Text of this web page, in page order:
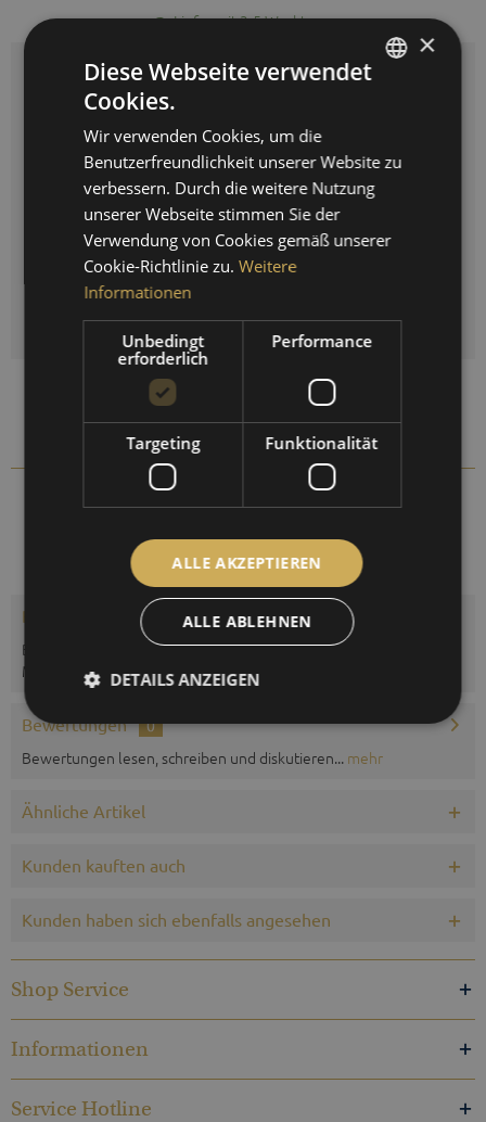
Lieferzeit 3-5 Werktage
Auswahl zurücksetzen
Auf die Vergleichsliste setzen
Auf die Merkliste setzen
Beschreibung
Bimetall-Thermometer. Messbereich - 35 bis + 55 °C
Messgenauigkeit ± 1 K, Skalenteilung 1...
Bewertungen 0
Bewertungen lesen, schreiben und diskutieren... mehr
Ähnliche Artikel
Kunden kauften auch
Kunden haben sich ebenfalls angesehen
Shop Service
Informationen
Service Hotline
×
Diese Webseite verwendet
Cookies.
Wir verwenden Cookies, um die
Benutzerfreundlichkeit unserer Website zu
verbessern. Durch die weitere Nutzung
unserer Webseite stimmen Sie der
Verwendung von Cookies gemäß unserer
Cookie-Richtlinie zu. Weitere
Informationen
Unbedingt
erforderlich
Performance
Targeting Funktionalität
ALLE AKZEPTIEREN
ALLE ABLEHNEN
DETAILS ANZEIGEN